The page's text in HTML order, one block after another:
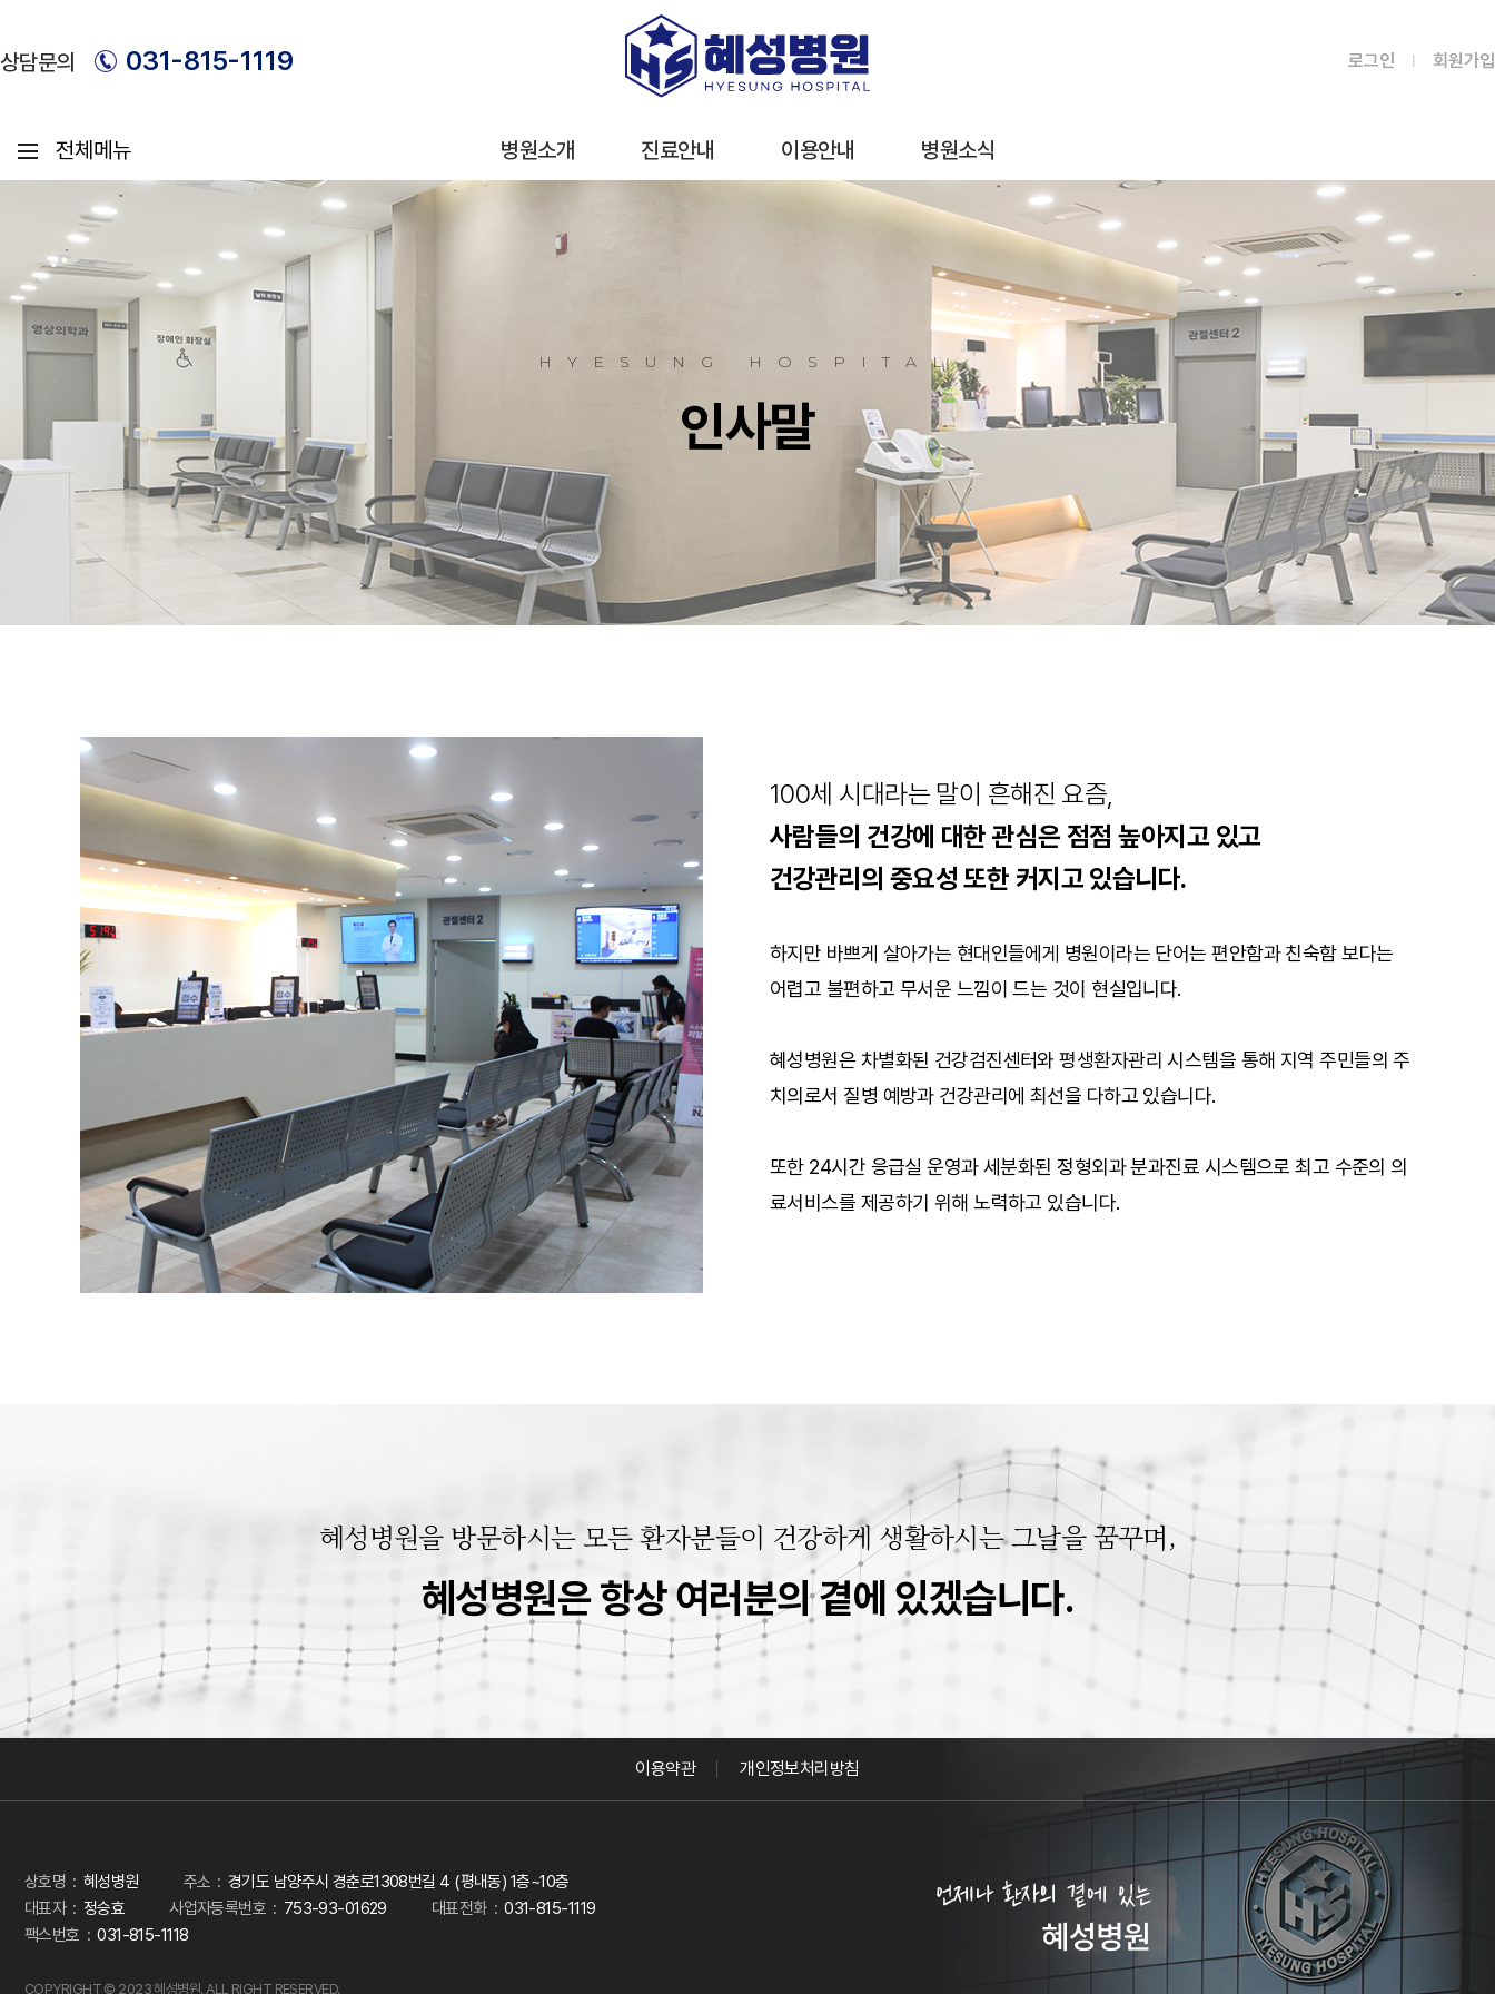
상담문의 031-815-1119 로그인 회원가입
메뉴 열기 병원소개 진료안내 이용안내 병원소식
병원소개
인사말
혜성병원의 특별함
고관절
척추센터
목
허리
노인재활
일반내과
소화기내과
신경과센터
건강검진센터
국가건강검진
직장인건강검진
일반건강검진
응급진료센터
응급진료센터
층별안내
증명서 발급 안내
둘러보기
병원소식
공지사항
언론보도
문화프로그램
혜성병원 소식
질문과 답변
치료 후기
HYESUNG HOSPITAL
인사말
100세 시대라는 말이 흔해진 요즘,
사람들의 건강에 대한 관심은 점점 높아지고 있고
건강관리의 중요성 또한 커지고 있습니다.
하지만 바쁘게 살아가는 현대인들에게 병원이라는 단어는 편안함과 친숙함 보다는
어렵고 불편하고 무서운 느낌이 드는 것이 현실입니다.
혜성병원은 차별화된 건강검진센터와 평생환자관리 시스템을 통해 지역 주민들의 주
치의로서 질병 예방과 건강관리에 최선을 다하고 있습니다.
또한 24시간 응급실 운영과 세분화된 정형외과 분과진료 시스템으로 최고 수준의 의
료서비스를 제공하기 위해 노력하고 있습니다.
혜성병원을 방문하시는 모든 환자분들이 건강하게 생활하시는 그날을 꿈꾸며,
혜성병원은 항상여러분의 곁에 있겠습니다.
이용약관 개인정보처리방침
상호명 혜성병원 주소
경기도 남양주시 경춘로1308번길 4 (평내동) 1층~10층
대표자
정승효 사업자등록번호 753-93-01629 대표전화
031-815-1119
팩스번호
031-815-1118
COPYRIGHT © 2023 혜성병원. ALL RIGHT RESERVED.